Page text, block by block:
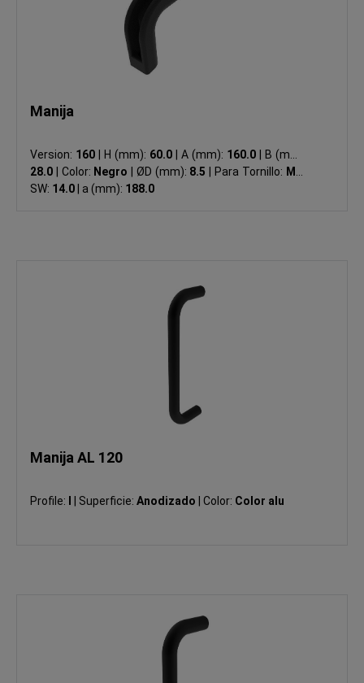
Manija
Version: 160 H (mm): 60.0 A (mm): 160.0
B (mm):
28.0
Color: Negro ØD (mm): 8.5 Para Tornillo: M8
SW: 14.0 a (mm): 188.0
Manija AL 120
Profile: Superficie: Anodizado Color: Color alu